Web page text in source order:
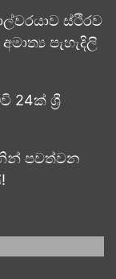
ස්ථිරව
පැහැදිලි
24ක් ශ්‍රී
පවත්වන